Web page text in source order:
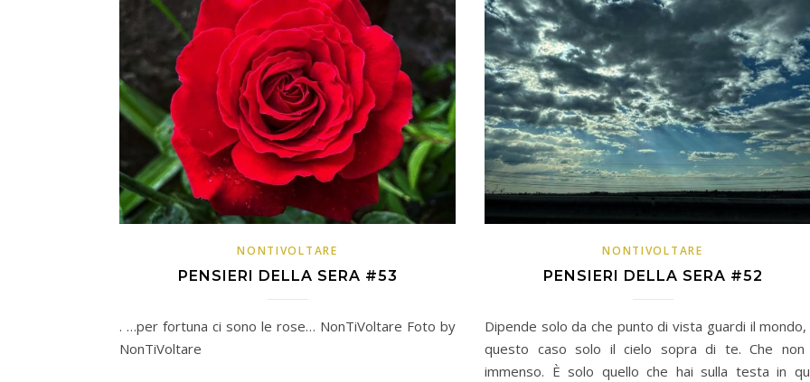
NONTIVOLTARE
PENSIERI DELLA SERA #53
. …per fortuna ci sono le rose… NonTiVoltare Foto by
NonTiVoltare
NONTIVOLTARE
PENSIERI DELLA SERA #52
Dipende solo da che punto di vista guardi il mondo,
questo caso solo il cielo sopra di te. Che
immenso. È solo quello che hai sulla testa in